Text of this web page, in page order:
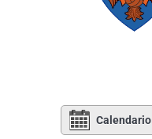
Calendario